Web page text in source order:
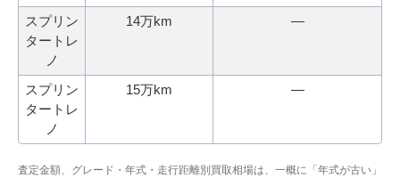
スプリン
タートレ
ノ
14万km ―
スプリン
タートレ
ノ
15万km ―
査定金額、グレード・年式・走行距離別買取相場は、一概に「年式が古い」